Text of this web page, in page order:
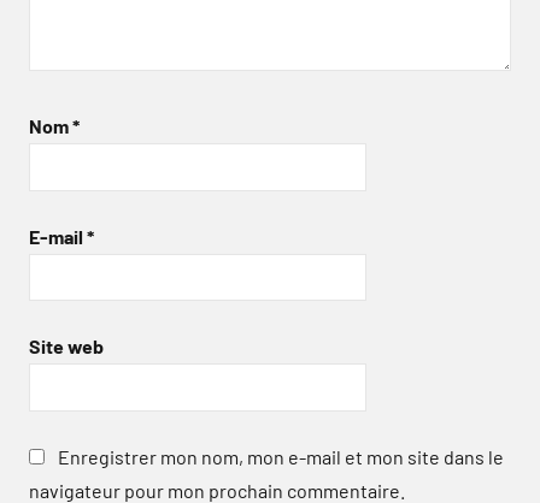
Nom*
E-mail *
Site web
Enregistrer mon nom, mon e-mail et mon site dans le
navigateur pour mon prochain commentaire.